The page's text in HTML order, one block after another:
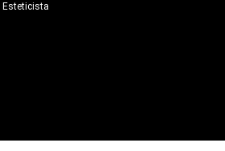
Esteticista